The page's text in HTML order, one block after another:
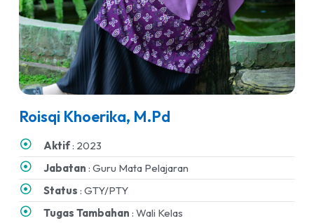
Roisqi Khoerika, M.Pd
Aktif: 2023
Jabatan : Guru Mata Pelajaran
Status : GTY/PTY
Tugas Tambahan : Wali Kelas